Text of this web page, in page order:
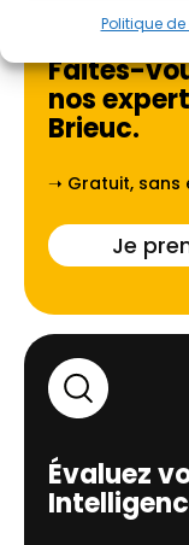
Politique
Faites-
nos
Brieuc.
➝ Gratuit, sans
Je
Évaluez